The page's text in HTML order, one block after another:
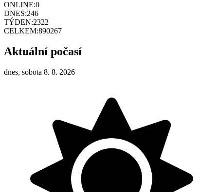
ONLINE:0
DNES:246
TÝDEN:2322
CELKEM:890267
Aktuální počasí
dnes, sobota 8. 8. 2026